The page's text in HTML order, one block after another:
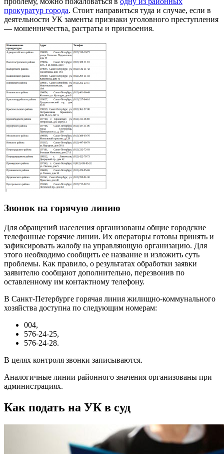
прокуратур города. Стоит направиться туда и случае, если в
деятельности УК заменты признаки уголовного преступления
— мошенничества, растраты и присвоения.
Звонок на горячую линию
Для обращений населения организованы общие городские
телефонные горячие линии. Их операторы готовы принять и
зафиксировать жалобу на управляющую организацию. Для
этого необходимо сообщить ее название и изложить суть
проблемы. Как правило, о результатах обработки заявки
заявителю сообщают дополнительно, перезвонив по
оставленному им контактному телефону.
В Санкт-Петербурге горячая линия жилищно-коммунального
хозяйства доступна по следующим номерам:
004,
576-24-25,
576-24-28.
В целях контроля звонки записываются.
Аналогичные линии районного значения организованы при
администрациях.
Как подать на УК в суд